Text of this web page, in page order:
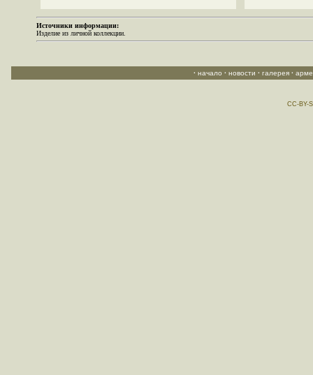
Источники информации:
Изделие из личной коллекции.
· начало · новости · галерея ·
CC-BY-